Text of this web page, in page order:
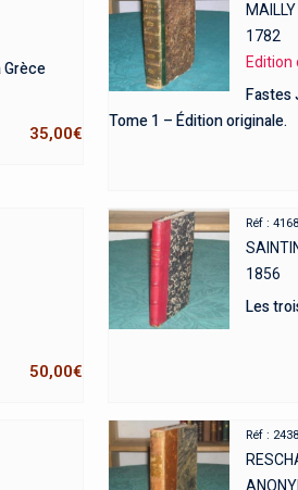
Grèce
35,00€
MAILLY
1782
Edition
Fastes
Tome 1 – Édition originale.
50,00€
Réf : 4168
1856
Les
Réf : 2438